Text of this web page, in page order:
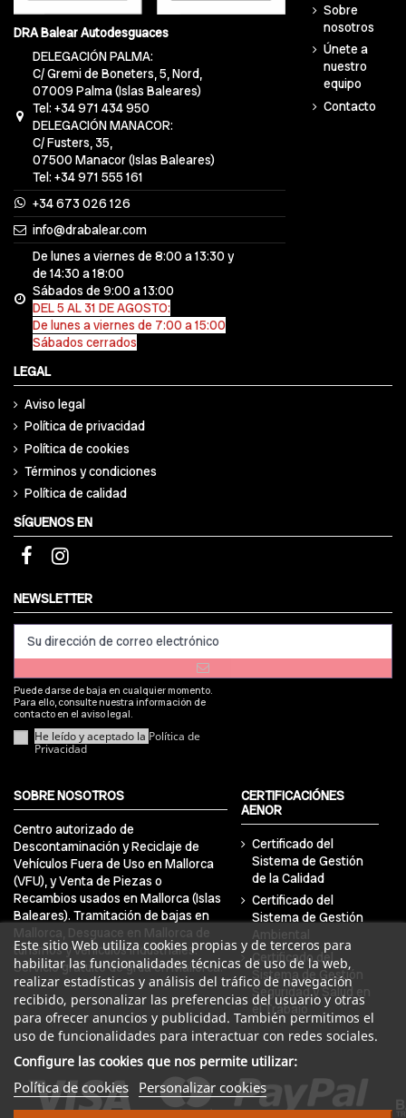
DRA Balear Autodesguaces
DELEGACIÓN PALMA:
C/ Gremi de Boneters, 5, Nord,
07009 Palma (Islas Baleares)
Tel: +34 971 434 950
DELEGACIÓN MANACOR:
C/ Fusters, 35,
07500 Manacor (Islas Baleares)
Tel: +34 971 555 161
+34 673 026 126
info@drabalear.com
De lunes a viernes de 8:00 a 13:30 y
de 14:30 a 18:00
Sábados de 9:00 a 13:00
DEL 5 AL 31 DE AGOSTO:
De lunes a viernes de 7:00 a 15:00
Sábados cerrados
Sobre
nosotros
Únete a
nuestro
equipo
Contacto
LEGAL
Aviso legal
Política de privacidad
Política de cookies
Términos y condiciones
Política de calidad
Este sitio Web utiliza cookies propias y de terceros para
habilitar las funcionalidades técnicas de uso de la web,
realizar estadísticas y análisis del tráfico de navegación
recibido, personalizar las preferencias del usuario y otras
para ofrecer anuncios y publicidad. También permitimos el
uso de funcionalidades para interactuar con redes sociales.
Configure las cookies que nos permite utilizar:
Política de cookies Personalizar cookies
SÍGUENOS EN
NEWSLETTER
Puede darse de baja en cualquier momento.
Para ello, consulte nuestra información de
contacto en el aviso legal.
He leído y aceptado la Política de
Privacidad
SOBRE NOSOTROS
Centro autorizado de
Descontaminación y Reciclaje de
Vehículos Fuera de Uso en Mallorca
(VFU), y Venta de Piezas o
Recambios usados en Mallorca (Islas
Baleares). Tramitación de bajas en
Mallorca, Desguace en Mallorca de
turismos y vehículos industriales.
Servicio gratuito de grúa en Mallorca.
CERTIFICACIÓNES
AENOR
Certificado del
Sistema de Gestión
de la Calidad
Certificado del
Sistema de Gestión
Ambiental
Certificado del
Sistema de Gestión
Seguridad y Salud en
el Trabajo